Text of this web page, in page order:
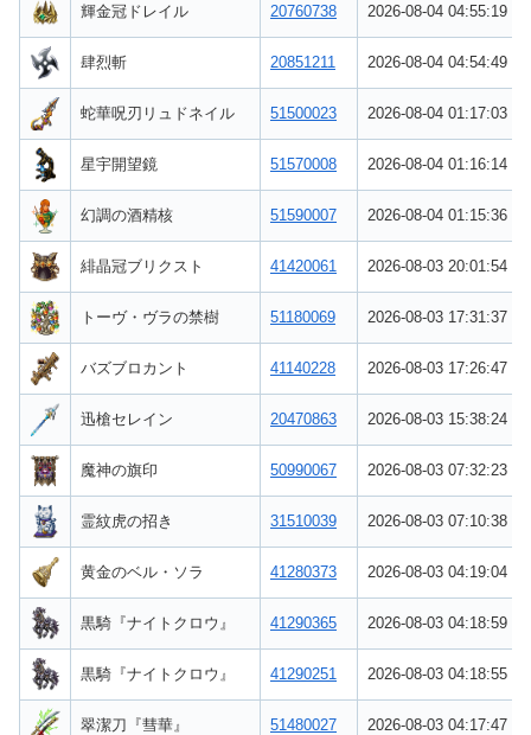
輝金冠ドレイル 20760738 2026-08-04 04:55:19
肆烈斬 20851211 2026-08-04 04:54:49
蛇華呪刃リュドネイル 51500023 2026-08-04 01:17:03
星宇開望鏡 51570008 2026-08-04 01:16:14
幻調の酒精核 51590007 2026-08-04 01:15:36
緋晶冠ブリクスト 41420061 2026-08-03 20:01:54
トーヴ・ヴラの禁樹 51180069 2026-08-03 17:31:37
バズブロカント 41140228 2026-08-03 17:26:47
迅槍セレイン 20470863 2026-08-03 15:38:24
魔神の旗印 50990067 2026-08-03 07:32:23
霊紋虎の招き 31510039 2026-08-03 07:10:38
黄金のベル・ソラ 41280373 2026-08-03 04:19:04
黒騎『ナイトクロウ』 41290365 2026-08-03 04:18:59
黒騎『ナイトクロウ』 41290251 2026-08-03 04:18:55
翠潔刀『彗華』 51480027 2026-08-03 04:17:47